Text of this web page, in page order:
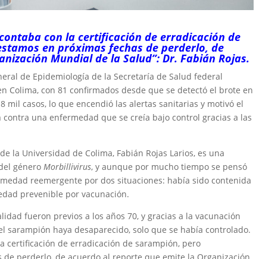
con la certificación de erradicación de
en próximas fechas de perderlo, de
Mundial de la Salud”: Dr. Fabián Rojas.
de Epidemiología de la Secretaría de Salud federal
Colima, con 81 confirmados desde que se detectó el brote en
mil casos, lo que encendió las alertas sanitarias y motivó el
una enfermedad que se creía bajo control gracias a las
la Universidad de Colima, Fabián Rojas Larios, es una
géneroMorbillivirus, y aunque por mucho tiempo se pensó
reemergente por dos situaciones: había sido contenida
prevenible por vacunación.
fueron previos a los años 70, y gracias a la vacunación
haya desaparecido, solo que se había controlado.
certificación de erradicación de sarampión, pero